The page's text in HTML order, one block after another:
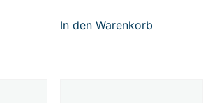
In den Warenkorb